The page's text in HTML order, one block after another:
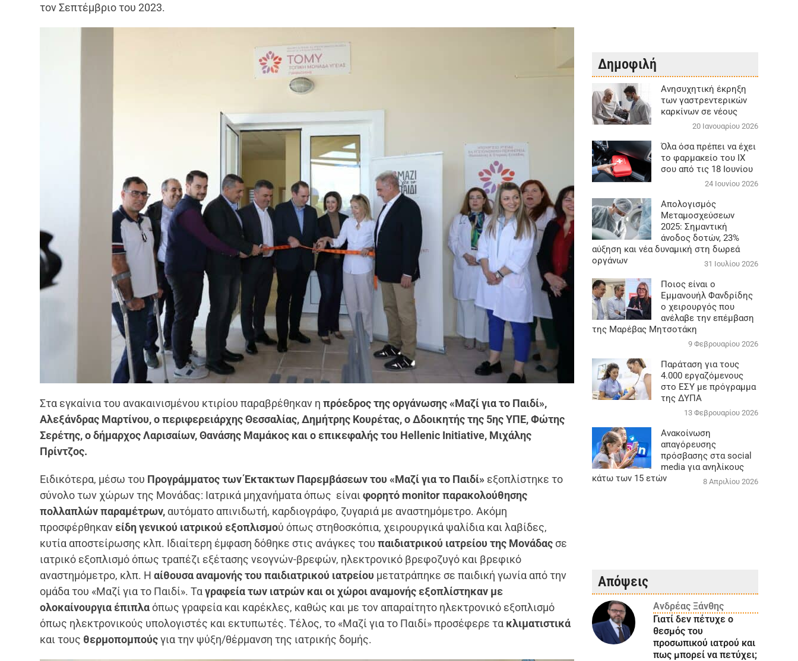
τον Σεπτέμβριο του 2023.
Στα εγκαίνια του ανακαινισμένου κτιρίου παραβρέθηκαν ηπρόεδρος της οργάνωσης «Μαζί για το Παιδί»,
Αλεξάνδρας Μαρτίνου, ο περιφερειάρχης Θεσσαλίας, Δημήτρης Κουρέτας, ο Δδοικητής της 5ης ΥΠΕ, Φώτης
Σερέτης, ο δήμαρχος Λαρισαίων, Θανάσης Μαμάκος και ο επικεφαλής του Hellenic Initiative, Μιχάλης
Πρίντζος.
Ειδικότερα, μέσω του Προγράμματος των Έκτακτων Παρεμβάσεων του «Μαζί για το Παιδί» εξοπλίστηκε το
σύνολο των χώρων της Μονάδας: Ιατρικά μηχανήματα όπως είναιφορητό monitor παρακολούθησης
πολλαπλών παραμέτρων, αυτόματο απινιδωτή, καρδιογράφο, ζυγαριά με αναστημόμετρο. Ακόμη
προσφέρθηκαν είδη γενικού ιατρικού εξοπλισμού όπως στηθοσκόπια, χειρουργικά ψαλίδια και λαβίδες,
κυτία αποστείρωσης κλπ. Ιδιαίτερη έμφαση δόθηκε στις ανάγκες τουπαιδιατρικού ιατρείου της Μονάδας σε
ιατρικό εξοπλισμό όπως τραπέζι εξέτασης νεογνών-βρεφών, ηλεκτρονικό βρεφοζυγό και βρεφικό
αναστημόμετρο, κλπ. Ηαίθουσα αναμονής του παιδιατρικού ιατρείου μετατράπηκε σε παιδική γωνία από την
ομάδα του «Μαζί για το Παιδί». Ταγραφεία των ιατρών και οι χώροι αναμονής εξοπλίστηκαν με
ολοκαίνουργια έπιπλαόπως γραφεία και καρέκλες, καθώς και με τον απαραίτητο ηλεκτρονικό εξοπλισμό
όπως ηλεκτρονικούς υπολογιστές και εκτυπωτές. Τέλος, το «Μαζί για το Παιδί» προσέφερε τα κλιματιστικά
και τους θερμοπομπούςγια την ψύξη/θέρμανση της ιατρικής δομής.
Δημοφιλή
Aνησυχητική έκρηξη
των γαστρεντερικών
καρκίνων σε νέους
20 Ιανουαρίου 2026
Όλα όσα πρέπει να έχει
το φαρμακείο του ΙΧ
σου από τις 18 Ιουνίου
24 Ιουνίου 2026
Απολογισμός
Μεταμοσχεύσεων
2025: Σημαντική
άνοδος δοτών, 23%
αύξηση και νέα δυναμική στη δωρεά
οργάνων
31 Ιουλίου 2026
Ποιος είναι ο
Εμμανουήλ Φανδρίδης
ο χειρουργός που
ανέλαβε την επέμβαση
της Μαρέβας Μητσοτάκη
9 Φεβρουαρίου 2026
Παράταση για τους
4.000 εργαζόμενους
στο ΕΣΥ με πρόγραμμα
της ΔΥΠΑ
13 Φεβρουαρίου 2026
Ανακοίνωση
απαγόρευσης
πρόσβασης στα social
media για ανηλίκους
κάτω των 15 ετών
8 Απριλίου 2026
Απόψεις
Ανδρέας Ξάνθης
Γιατί δεν πέτυχε ο
θεσμός του
προσωπικού ιατρού και
πως μπορεί να πετύχει;